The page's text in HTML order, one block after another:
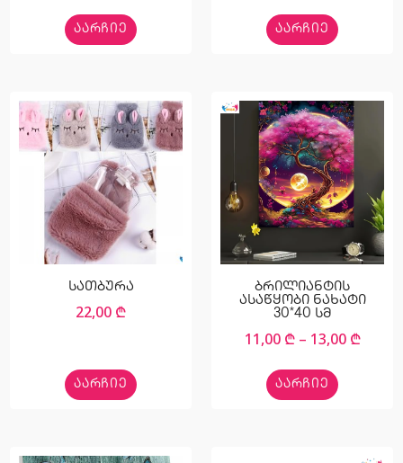
ᲐᲐᲠᲩᲘᲔ ᲐᲐᲠᲩᲘᲔ
სათბურა
22,00 ₾
ᲐᲐᲠᲩᲘᲔ
ბრილიანტის
ასაწყობი ნახატი
30*40 სმ
11,00 ₾ – 13,00 ₾
ᲐᲐᲠᲩᲘᲔ